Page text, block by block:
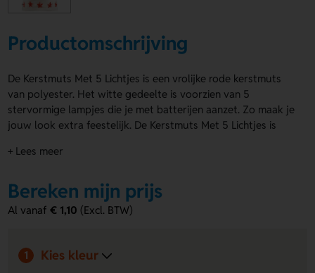
Productomschrijving
De Kerstmuts Met 5 Lichtjes is een vrolijke rode kerstmuts
van polyester. Het witte gedeelte is voorzien van 5
stervormige lampjes die je met batterijen aanzet. Zo maak je
jouw look extra feestelijk. De Kerstmuts Met 5 Lichtjes is
je een logo, naam of eigen ontwerp laten drukken op het
Bestel of vraag een prijs op.
Voordelen van de Kerstmuts Met 5
Opvallende verlichting
+ Lees meer
Bereken mijn prijs
Al vanaf€ 1,10 (Excl. BTW)
1 Kies kleur